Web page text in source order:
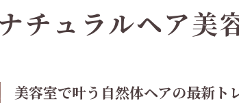
髪質を実現する美容室の選び方
ュラルヘアを叶える美容室の選定基準
ガニックケアに強い美容室の見分け方
チュラルヘア美
美容室で叶う自然体ヘアの最新ト